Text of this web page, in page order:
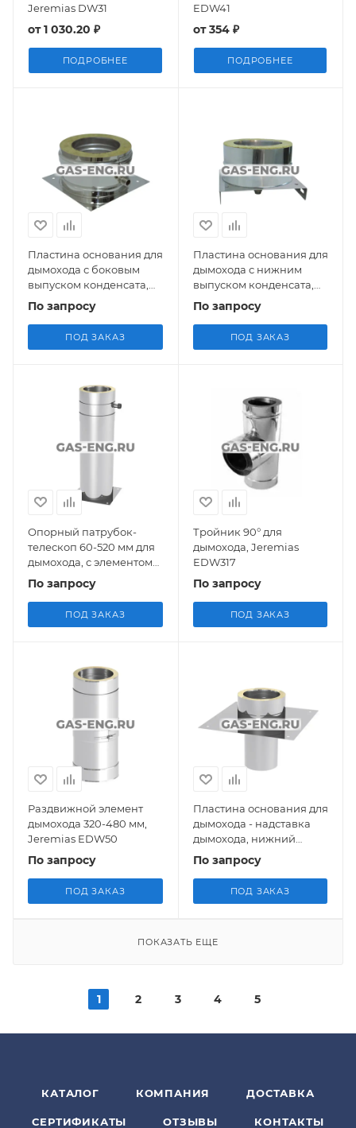
Jeremias DW31
от1 030.20 ₽
ПОДРОБНЕЕ
EDW41
от354 ₽
ПОДРОБНЕЕ
Пластина основания для
дымохода с боковым
выпуском конденсата,
муфтой 1/2" и заглушкой,
Jeremias EDW06A
По запросу
ПОД ЗАКАЗ
Пластина основания для
дымохода с нижним
выпуском конденсата,
муфтой 1/2" и заглушкой,
Jeremias EDW05A
По запросу
ПОД ЗАКАЗ
Опорный патрубок-
телескоп 60-520 мм для
дымохода, с элементом
edw06, Jeremias EDW03
По запросу
ПОД ЗАКАЗ
Тройник 90° для
дымохода, Jeremias
EDW317
По запросу
ПОД ЗАКАЗ
Раздвижной элемент
дымохода 320-480 мм,
Jeremias EDW50
По запросу
ПОД ЗАКАЗ
Пластина основания для
дымохода - надставка
дымохода, нижний
патрубок - одностенный
250 мм, Jeremias EDW08
По запросу
ПОД ЗАКАЗ
ПОКАЗАТЬ ЕЩЕ
1 2 3 4 5
КАТАЛОГ КОМПАНИЯ ДОСТАВКА
СЕРТИФИКАТЫ ОТЗЫВЫ КОНТАКТЫ